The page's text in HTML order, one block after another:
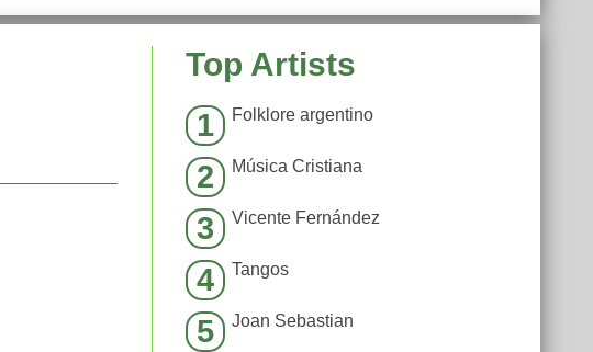
Top Artists
1 Folklore argentino
2 Música Cristiana
3 Vicente Fernández
4 Tangos
5 Joan Sebastian